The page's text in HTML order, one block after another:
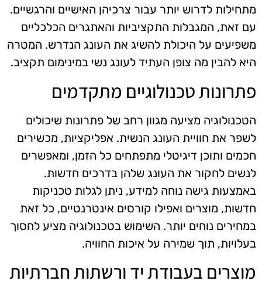
מתחילות לדרוש יותר עבור צרכיהן האישיים והרגשיים.
עם זאת, המגבלות התקציביות והאתגרים הכלכליים
משפיעים על היכולת להשיג את העונג הנדרש. המטרה
היא להבין מה צופן העתיד לעונג נשי במינימום תקציב.
פתרונות טכנולוגיים מתקדמים
הטכנולוגיה מציעה מגוון רחב של פתרונות שיכולים
לשפר את חוויית העונג הנשית. אפליקציות, מכשירים
חכמים ותוכן דיגיטלי מתפתחים כל הזמן, ומאפשרים
לנשים לחקור את העונג שלהן בדרכים חדשות.
באמצעות גישה נוחה למידע, ניתן לגלות טכניקות
חדשות, מוצרים ואפילו קורסים אינטרנטיים, כל זאת
במחירים נוחים יותר. השימוש בטכנולוגיה מציע לחסוך
בעלויות, תוך שמירה על איכות החוויה.
מוצרים בעבודת יד ורשתות חברתיות